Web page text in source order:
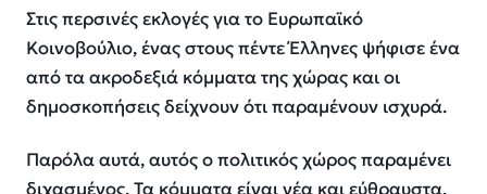
Στις περσινές εκλογές για το Ευρωπαϊκό
Κοινοβούλιο, ένας στους πέντε Έλληνες ψήφισε ένα
από τα ακροδεξιά κόμματα της χώρας και οι
δημοσκοπήσεις δείχνουν ότι παραμένουν ισχυρά.
Παρόλα αυτά, αυτός ο πολιτικός χώρος παραμένει
διχασμένος. Τα κόμματα είναι νέα και εύθραυστα,